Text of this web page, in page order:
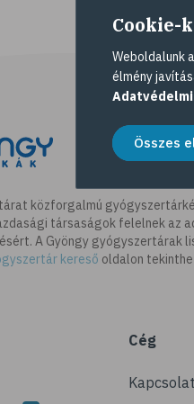
közforgalmú
társaságok felelnek az
A Gyöngy gyógyszertárak
kereső oldalon
Cég
Kapcsolat
Cookie-
Weboldalunk
élmény
Összes